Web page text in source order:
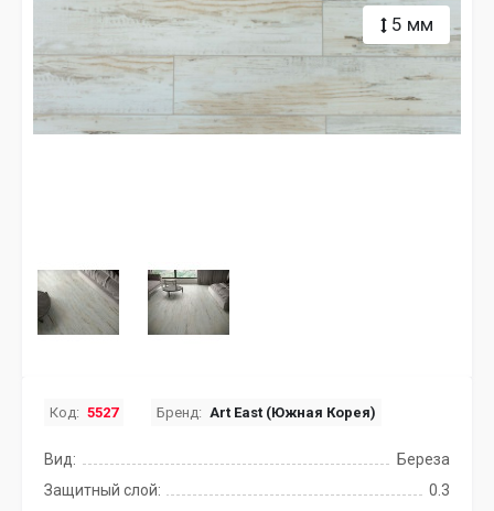
5 мм
Код: 5527 Бренд: Art East (Южная Корея)
Вид:
Береза
Защитный слой:
0.3